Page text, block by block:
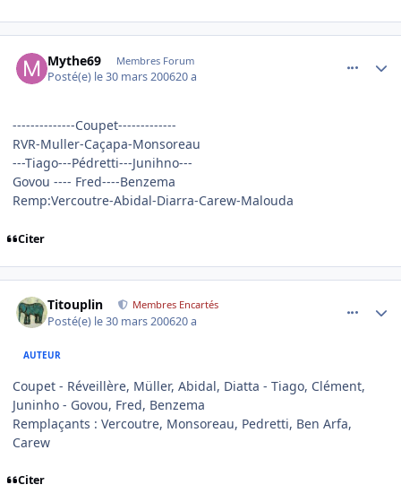
Mythe69 Membres Forum
Posté(e) le 30 mars 200620 a
--------------Coupet-------------
RVR-Muller-Caçapa-Monsoreau
---Tiago---Pédretti---Junihno---
Govou ---- Fred----Benzema
Remp:Vercoutre-Abidal-Diarra-Carew-Malouda
Citer
Titouplin Membres Encartés
Posté(e) le 30 mars 200620 a
AUTEUR
Coupet - Réveillère, Müller, Abidal, Diatta - Tiago, Clément,
Juninho - Govou, Fred, Benzema
Remplaçants : Vercoutre, Monsoreau, Pedretti, Ben Arfa,
Carew
Citer